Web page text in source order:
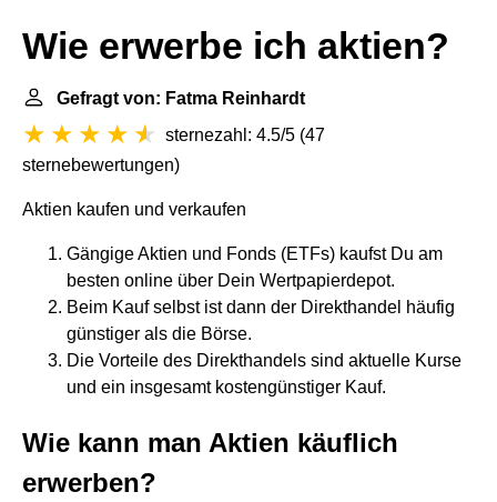
Wie erwerbe ich aktien?
Gefragt von: Fatma Reinhardt
sternezahl: 4.5/5 (47
sternebewertungen)
Aktien kaufen und verkaufen
Gängige Aktien und Fonds (ETFs) kaufst Du am
besten online über Dein Wertpapierdepot.
Beim Kauf selbst ist dann der Direkthandel häufig
günstiger als die Börse.
Die Vorteile des Direkthandels sind aktuelle Kurse
und ein insgesamt kostengünstiger Kauf.
Wie kann man Aktien käuflich
erwerben?